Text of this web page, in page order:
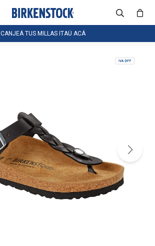
CANJEÁ TUS MILLAS ITAÚ ACÁ